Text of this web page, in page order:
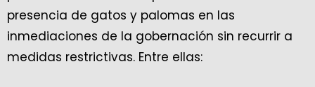
presencia de gatos y palomas en las
inmediaciones de la gobernación sin recurrir a
medidas restrictivas. Entre ellas: